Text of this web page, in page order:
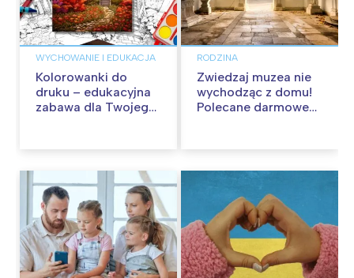
WYCHOWANIE I EDUKACJA
Kolorowanki do
druku – edukacyjna
zabawa dla Twojego
RODZINA
Zwiedzaj muzea nie
wychodząc z domu!
Polecane darmowe